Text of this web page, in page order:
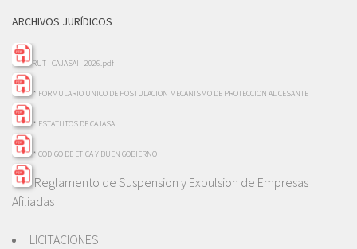
ARCHIVOS JURÍDICOS
RUT - CAJASAI - 2026.pdf
* FORMULARIO UNICO DE POSTULACION MECANISMO DE PROTECCION AL CESANTE
* ESTATUTOS DE CAJASAI
* CODIGO DE ETICA Y BUEN GOBIERNO
Reglamento de Suspension y Expulsion de Empresas
Afiliadas
LICITACIONES